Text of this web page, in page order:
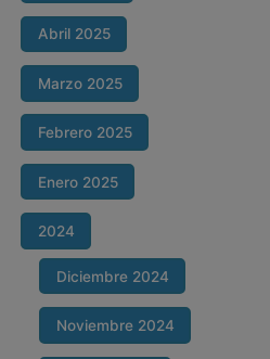
Abril 2025
Marzo 2025
Febrero 2025
Enero 2025
2024
Diciembre 2024
Noviembre 2024